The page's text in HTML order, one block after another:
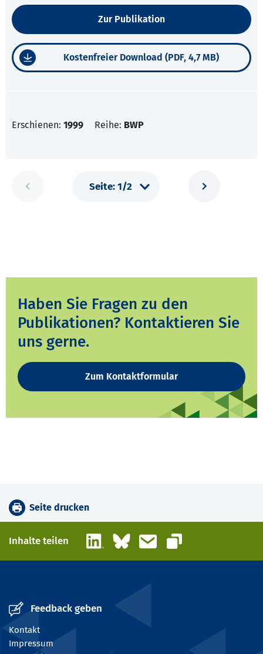
Zur Publikation
Kostenfreier Download (PDF, 4,7 MB)
Erschienen: 1999 Reihe: BWP
Haben Sie Fragen zu den
Publikationen? Kontaktieren Sie
uns gerne.
Zum Kontaktformular
Seite drucken
Inhalte teilen LinkedInBlueskyE-Mail
Link kopieren
Feedback geben
Kontakt
Impressum